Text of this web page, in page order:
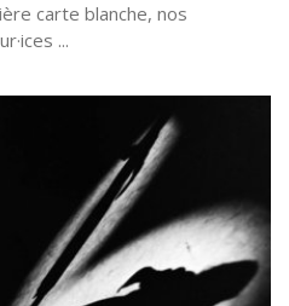
carte blanche, nos
...